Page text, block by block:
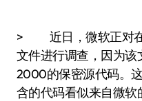
> 近日，微软正对在一些网站及聊天室里出现的
文件进行调查，因为
2000的保密源代码。
含的代码看似来自微软